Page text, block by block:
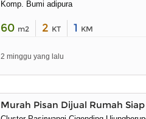
Komp. Bumi adipura
60 m2 2 KT 1 KM
2 minggu yang lalu
Murah Pisan Dijual Rumah